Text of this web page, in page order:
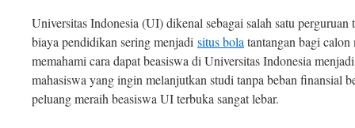
Universitas Indonesia (UI) dikenal sebagai salah satu
biaya pendidikan sering menjadi situs bola tantangan bagi
memahami cara dapat beasiswa di Universitas Indonesia
mahasiswa yang ingin melanjutkan studi tanpa beban finansial
peluang meraih beasiswa UI terbuka sangat lebar.